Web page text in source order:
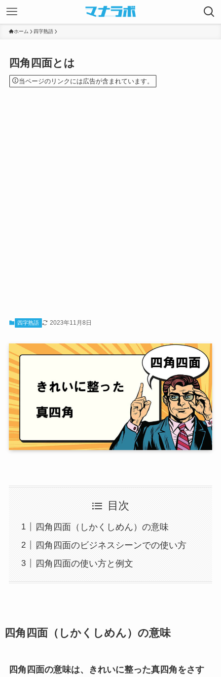
ホーム 四字熟語
四角四面とは
当ページのリンクには広告が含まれています。
四字熟語 2023年11月8日
目次
四角四面（しかくしめん）の意味
四角四面のビジネスシーンでの使い方
四角四面の使い方と例文
四角四面（しかくしめん）の意味
四角四面の意味は、きれいに整った真四角をさす